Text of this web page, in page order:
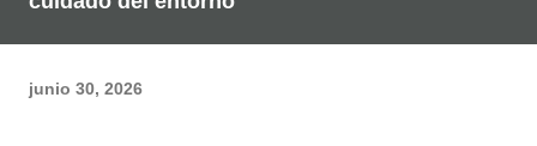
junio 30, 2026